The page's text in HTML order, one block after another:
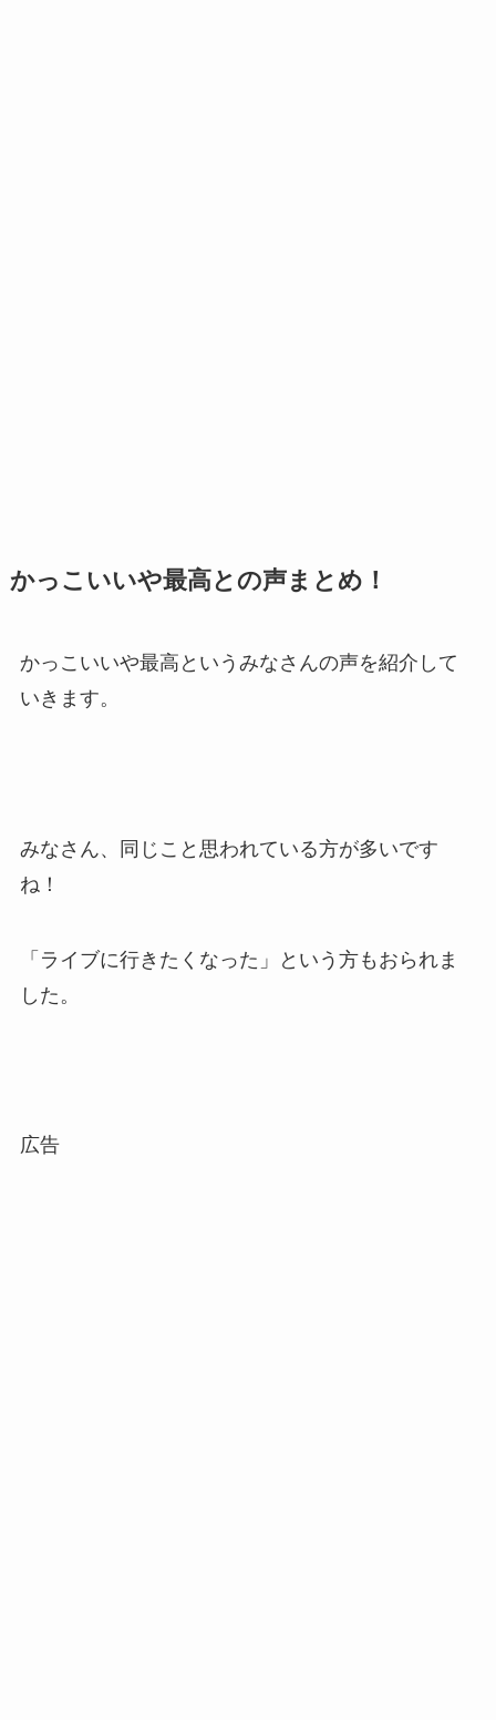
かっこいいや最高との声まとめ！
かっこいいや最高というみなさんの声を紹介して
いきます。
みなさん、同じこと思われている方が多いです
ね！
「ライブに行きたくなった」という方もおられま
した。
広告